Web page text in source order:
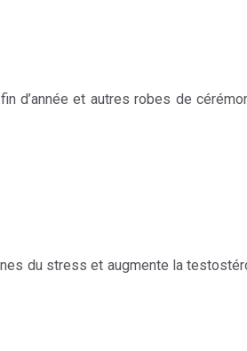
et autres robes de
du stress et augmente la